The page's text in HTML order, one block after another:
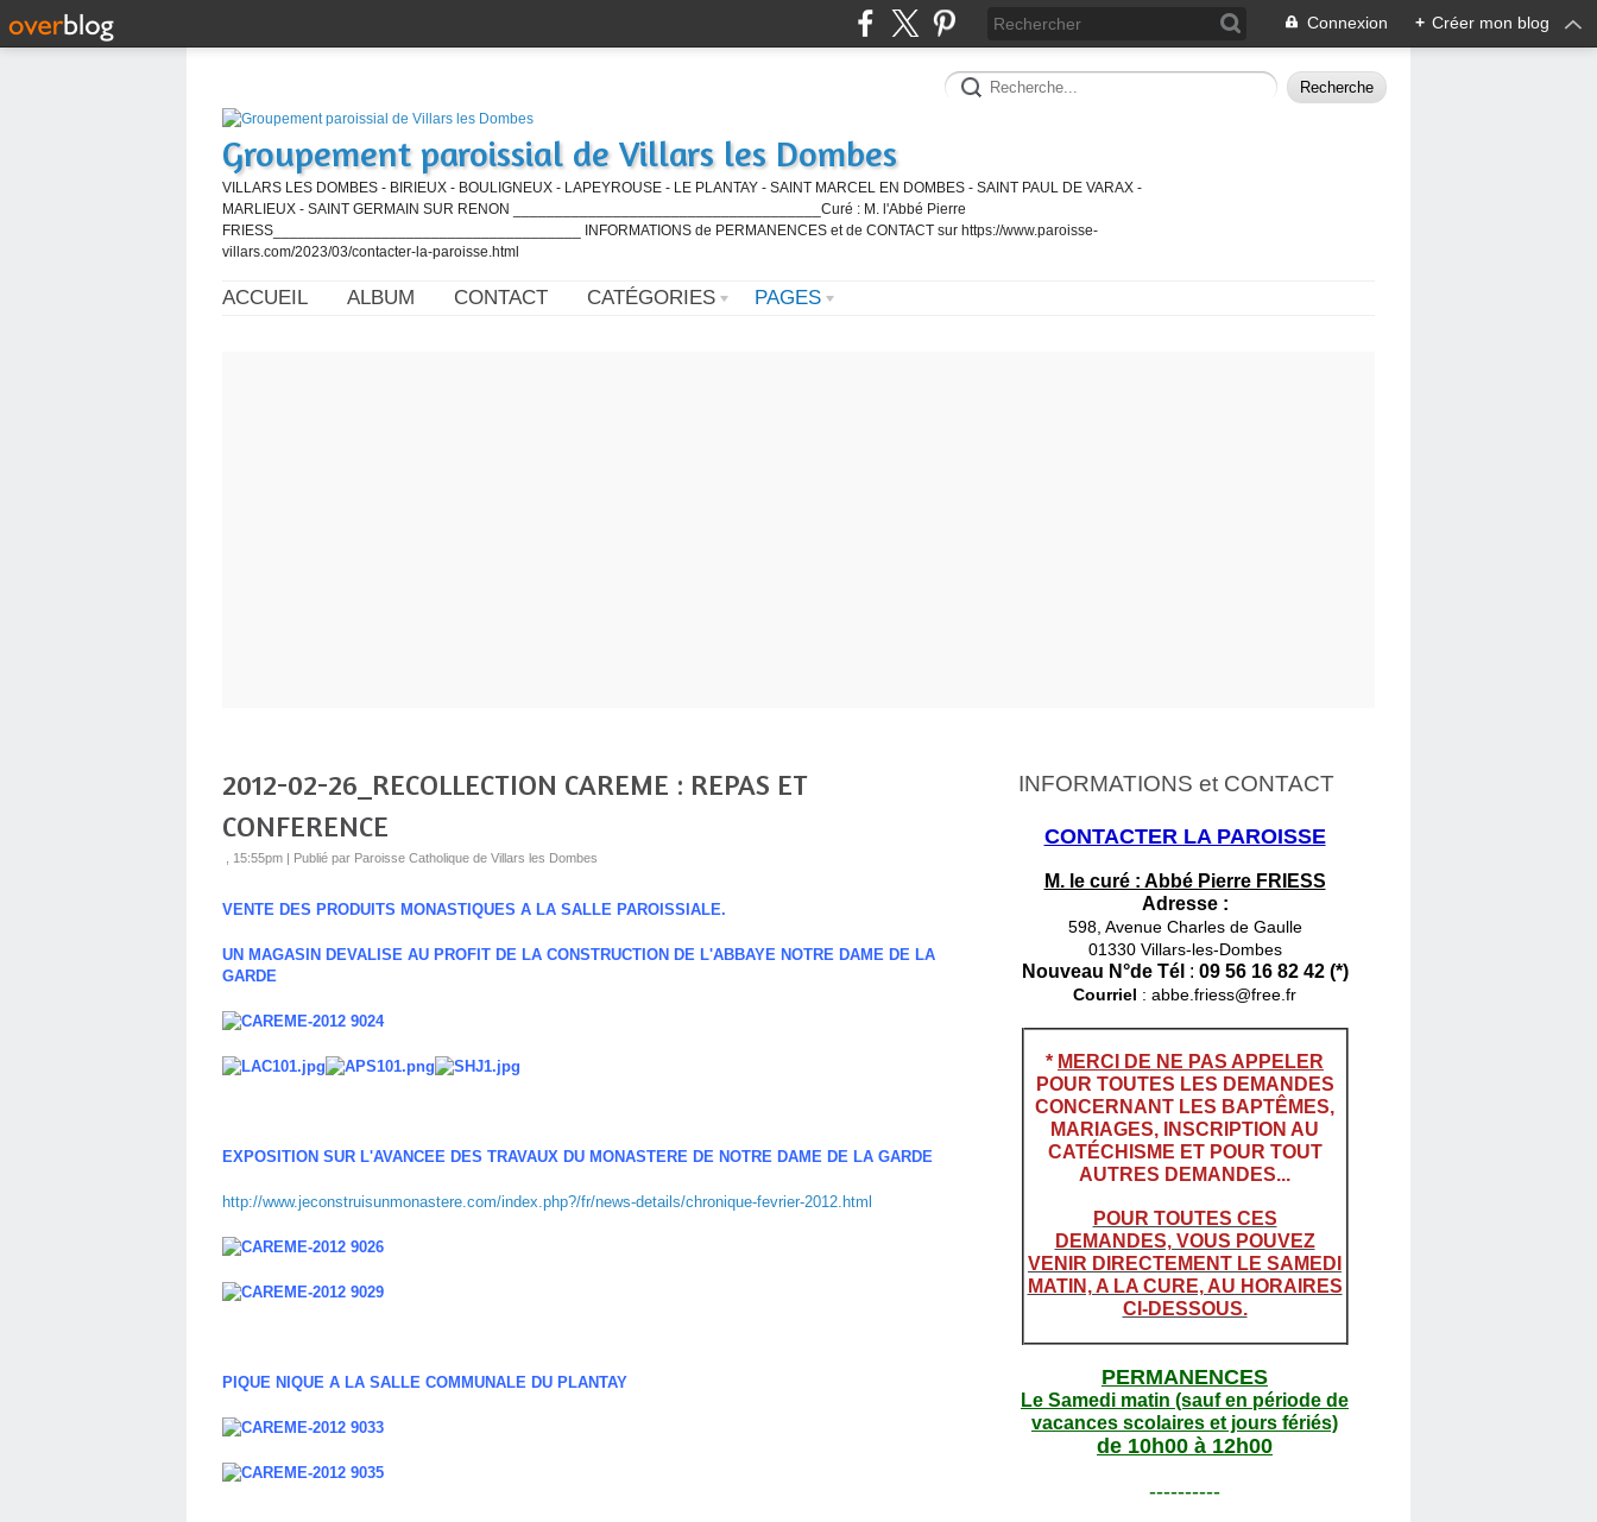
Connexion + Créer mon blog
Groupement paroissial de Villars les Dombes
VILLARS LES DOMBES - BIRIEUX - BOULIGNEUX - LAPEYROUSE - LE PLANTAY - SAINT MARCEL EN DOMBES - SAINT PAUL DE VARAX -
MARLIEUX - SAINT GERMAIN SUR RENON _____________________________________Curé : M. l'Abbé Pierre
FRIESS_____________________________________ INFORMATIONS de PERMANENCES et de CONTACT sur https://www.paroisse-
villars.com/2023/03/contacter-la-paroisse.html
ACCUEIL ALBUM CONTACT CATÉGORIES PAGES
2012-02-26_RECOLLECTION CAREME : REPAS ET
CONFERENCE
, 15:55pm | Publié par Paroisse Catholique de Villars les Dombes
VENTE DES PRODUITS MONASTIQUES A LA SALLE PAROISSIALE.
UN MAGASIN DEVALISE AU PROFIT DE LA CONSTRUCTION DE L'ABBAYE NOTRE DAME DE LA
GARDE
EXPOSITION SUR L'AVANCEE DES TRAVAUX DU MONASTERE DE NOTRE DAME DE LA GARDE
http://www.jeconstruisunmonastere.com/index.php?/fr/news-details/chronique-fevrier-2012.html
PIQUE NIQUE A LA SALLE COMMUNALE DU PLANTAY
INFORMATIONS et CONTACT
CONTACTER LA PAROISSE
M. le curé : Abbé Pierre FRIESS
Adresse :
598, Avenue Charles de Gaulle
01330 Villars-les-Dombes
Nouveau N°de Tél : 09 56 16 82 42 (*)
Courriel : abbe.friess@free.fr
* MERCI DE NE PAS APPELER
POUR TOUTES LES DEMANDES
CONCERNANT LES BAPTÊMES,
MARIAGES, INSCRIPTION AU
CATÉCHISME ET POUR TOUT
AUTRES DEMANDES...
POUR TOUTES CES
DEMANDES, VOUS POUVEZ
VENIR DIRECTEMENT LE SAMEDI
MATIN, A LA CURE, AU HORAIRES
CI-DESSOUS.
PERMANENCES
Le Samedi matin (sauf en période de
vacances scolaires et jours fériés)
de 10h00 à 12h00
----------